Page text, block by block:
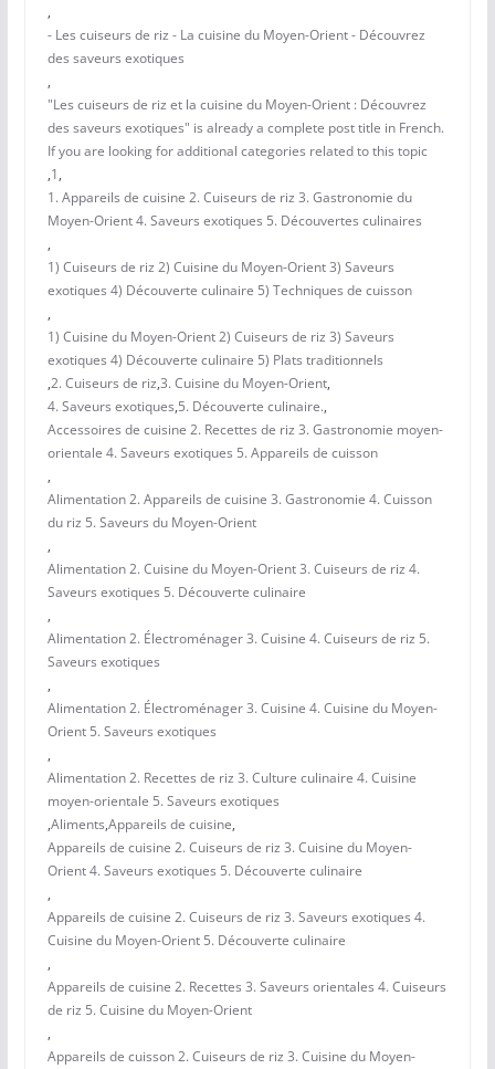
,
- Les cuiseurs de riz - La cuisine du Moyen-Orient - Découvrez
des saveurs exotiques
,
"Les cuiseurs de riz et la cuisine du Moyen-Orient : Découvrez
des saveurs exotiques" is already a complete post title in French.
If you are looking for additional categories related to this topic
,1,
1. Appareils de cuisine 2. Cuiseurs de riz 3. Gastronomie du
Moyen-Orient 4. Saveurs exotiques 5. Découvertes culinaires
,
1) Cuiseurs de riz 2) Cuisine du Moyen-Orient 3) Saveurs
exotiques 4) Découverte culinaire 5) Techniques de cuisson
,
1) Cuisine du Moyen-Orient 2) Cuiseurs de riz 3) Saveurs
exotiques 4) Découverte culinaire 5) Plats traditionnels
,2. Cuiseurs de riz,3. Cuisine du Moyen-Orient,
4. Saveurs exotiques,5. Découverte culinaire.,
Accessoires de cuisine 2. Recettes de riz 3. Gastronomie moyen-
orientale 4. Saveurs exotiques 5. Appareils de cuisson
,
Alimentation 2. Appareils de cuisine 3. Gastronomie 4. Cuisson
du riz 5. Saveurs du Moyen-Orient
,
Alimentation 2. Cuisine du Moyen-Orient 3. Cuiseurs de riz 4.
Saveurs exotiques 5. Découverte culinaire
,
Alimentation 2. Électroménager 3. Cuisine 4. Cuiseurs de riz 5.
Saveurs exotiques
,
Alimentation 2. Électroménager 3. Cuisine 4. Cuisine du Moyen-
Orient 5. Saveurs exotiques
,
Alimentation 2. Recettes de riz 3. Culture culinaire 4. Cuisine
moyen-orientale 5. Saveurs exotiques
,Aliments,Appareils de cuisine,
Appareils de cuisine 2. Cuiseurs de riz 3. Cuisine du Moyen-
Orient 4. Saveurs exotiques 5. Découverte culinaire
,
Appareils de cuisine 2. Cuiseurs de riz 3. Saveurs exotiques 4.
Cuisine du Moyen-Orient 5. Découverte culinaire
,
Appareils de cuisine 2. Recettes 3. Saveurs orientales 4. Cuiseurs
de riz 5. Cuisine du Moyen-Orient
,
Appareils de cuisson 2. Cuiseurs de riz 3. Cuisine du Moyen-